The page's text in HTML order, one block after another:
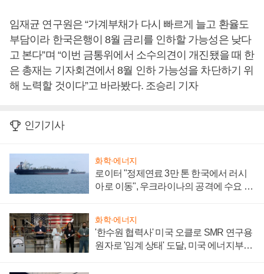
임재균 연구원은 “가계부채가 다시 빠르게 늘고 환율도
부담이라 한국은행이 8월 금리를 인하할 가능성은 낮다
고 본다”며 “이번 금통위에서 소수의견이 개진됐을 때 한
은 총재는 기자회견에서 8월 인하 가능성을 차단하기 위
해 노력할 것이다”고 바라봤다. 조승리 기자
인기기사
화학·에너지
로이터 "정제연료 3만 톤 한국에서 러시
아로 이동", 우크라이나의 공격에 수요 늘
화학·에너지
'한수원 협력사' 미국 오클로 SMR 연구용
원자로 '임계 상태' 도달, 미국 에너지부